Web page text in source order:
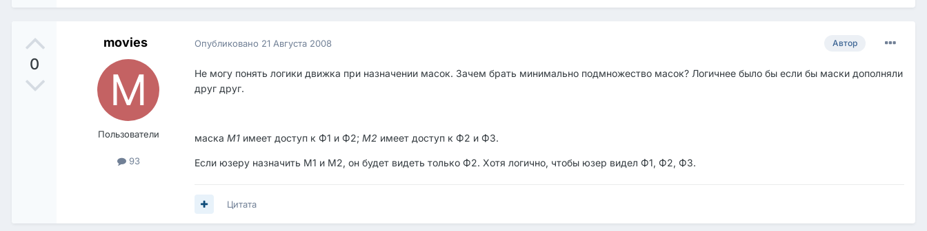
0
movies
Пользователи
93
Автор
Опубликовано 21 Августа 2008
Не могу понять логики движка при назначении масок. Зачем брать минимально подмножество масок? Логичнее было бы если бы маски дополняли
друг друг.
маска М1 имеет доступ к Ф1 и Ф2; М2 имеет доступ к Ф2 и Ф3.
Если юзеру назначить M1 и M2, он будет видеть только Ф2. Хотя логично, чтобы юзер видел Ф1, Ф2, Ф3.
Цитата